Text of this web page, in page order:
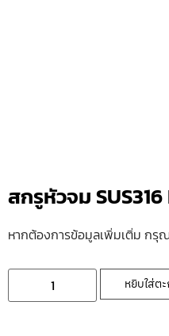
สกรูหัวจม
หากต้องการข้อมูลเพิ่มเติ่ม กรุ
หยิบใส่ต